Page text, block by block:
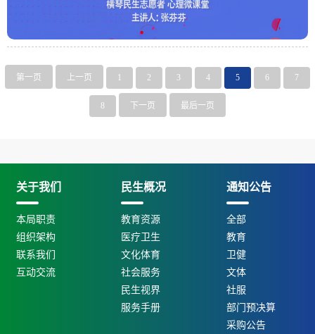
第一页 上一页 1 2 3 4 5 6 7
8 下一页 最后一页
关于我们
本局职责
组织架构
联系我们
互动交流
民生概况
教育资源
医疗卫生
文化体育
社会服务
民生视界
服务手册
通知公告
全部
教育
卫健
文体
社服
部门预决算
采购公告